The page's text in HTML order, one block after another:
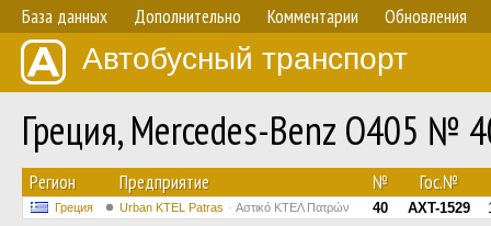
База данных Дополнительно Комментарии Обновления
Автобусный транспорт
Греция, Mercedes-Benz O405 №
Регион Предприятие № Гос.№
Греция Urban KTEL Patras Αστικό ΚΤΕΛ Πατρών 40 AXT-1529